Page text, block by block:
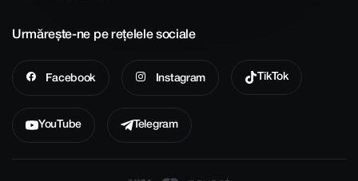
Urmărește-ne pe rețelele sociale
Facebook Instagram TikTok
YouTube Telegram